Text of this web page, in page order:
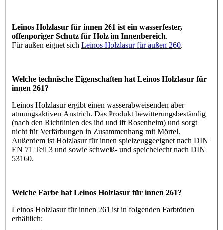
Leinos Holzlasur für innen 261 ist ein wasserfester,
offenporiger Schutz für Holz im Innenbereich.
Für außen eignet sich Leinos Holzlasur für außen 260.
Welche technische Eigenschaften hat Leinos Holzlasur für
innen 261?
Leinos Holzlasur ergibt einen wasserabweisenden aber
atmungsaktiven Anstrich. Das Produkt bewitterungsbeständig
(nach den Richtlinien des ihd und ift Rosenheim) und sorgt
nicht für Verfärbungen in Zusammenhang mit Mörtel.
Außerdem ist Holzlasur für innen spielzeuggeeignet nach DIN
EN 71 Teil 3 und sowie schweiß- und speichelecht nach DIN
53160.
Welche Farbe hat Leinos Holzlasur für innen 261?
Leinos Holzlasur für innen 261 ist in folgenden Farbtönen
erhältlich: